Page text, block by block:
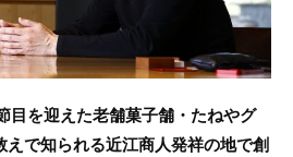
を迎えた老舗菓子舗・たねやグ
えで知られる近江商人発祥の地で創